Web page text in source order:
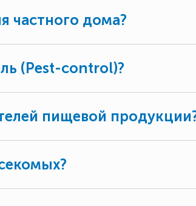
частного дома?
(Pest-control)?
пищевой